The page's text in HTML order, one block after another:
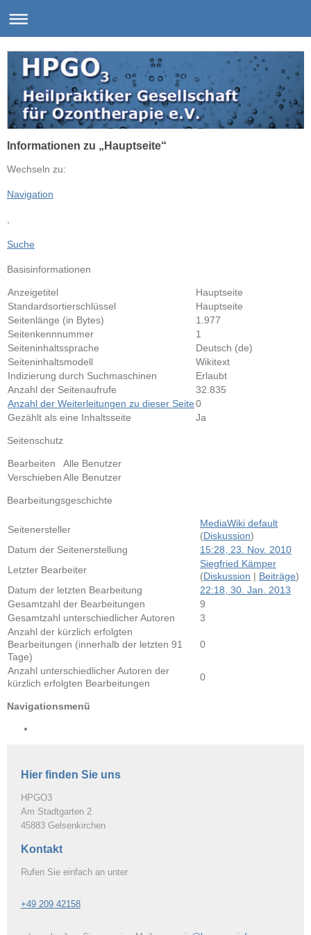
Informationen zu „Hauptseite“
Wechseln zu:
Navigation
Suche
Basisinformationen
Anzeigetitel
Hauptseite
Standardsortierschlüssel
Hauptseite
Seitenlänge (in Bytes)
1.977
Seitenkennnummer
1
Seiteninhaltssprache
Deutsch (de)
Seiteninhaltsmodell
Wikitext
Indizierung durch Suchmaschinen
Erlaubt
Anzahl der Seitenaufrufe
32.835
Anzahl der Weiterleitungen zu dieser Seite0
Gezählt als eine Inhaltsseite
Ja
Seitenschutz
Bearbeiten
Alle Benutzer
VerschiebenAlle Benutzer
Bearbeitungsgeschichte
Seitenersteller
MediaWiki default
(Diskussion)
Datum der Seitenerstellung
15:28, 23. Nov. 2010
Letzter Bearbeiter
Siegfried Kämper
(Diskussion | Beiträge)
Datum der letzten Bearbeitung
22:18, 30. Jan. 2013
Gesamtzahl der Bearbeitungen
9
Gesamtzahl unterschiedlicher Autoren
3
Anzahl der kürzlich erfolgten
Bearbeitungen (innerhalb der letzten 91
Tage)
0
Anzahl unterschiedlicher Autoren der
kürzlich erfolgten Bearbeitungen
0
Navigationsmenü
Hier finden Sie uns
HPGO3
Am Stadtgarten 2
45883 Gelsenkirchen
Kontakt
Rufen Sie einfach an unter
+49 209 42158